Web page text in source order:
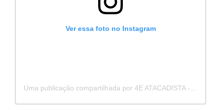
Ver essa foto no Instagram